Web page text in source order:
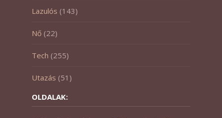
Lazulós (143)
Nő (22)
Tech (255)
Utazás (51)
OLDALAK: